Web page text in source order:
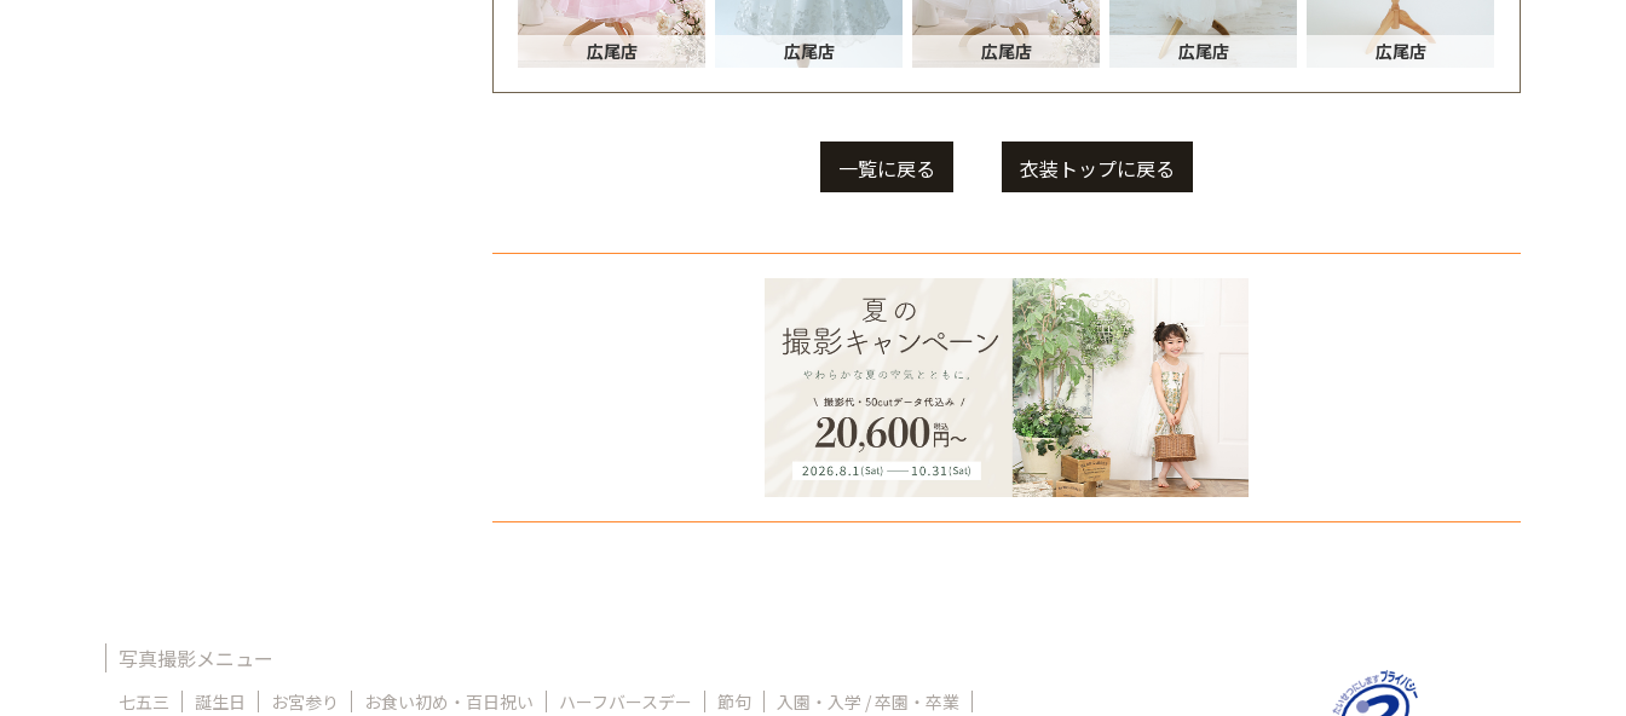
広尾店 広尾店 広尾店 広尾店 広尾店
一覧に戻る 衣装トップに戻る
写真撮影メニュー
七五三 誕生日 お宮参り お食い初め・百日祝い ハーフバースデー 節句
入園・入学 / 卒園・卒業